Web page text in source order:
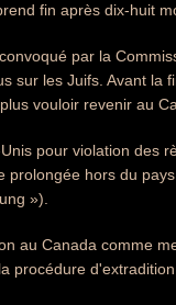
fin après dix-huit
par la
sur les Juifs. Avant
vouloir revenir au
pour violation des
prolongée hors du
»).
au Canada comme
procédure